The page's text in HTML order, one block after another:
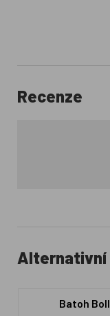
Recenze
Alternativní
Batoh